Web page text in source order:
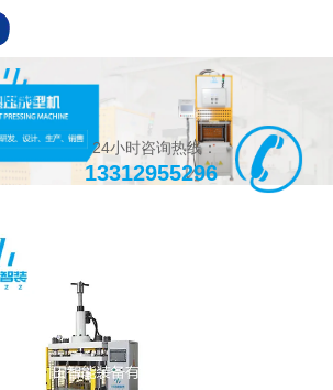
24小时咨询热线：
13312955296